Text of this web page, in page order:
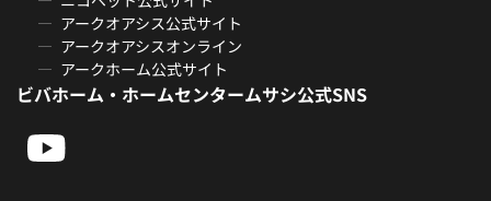
アークオアシス公式サイト
アークオアシスオンライン
アークホーム公式サイト
ビバホーム・ホームセンタームサシ公式SNS